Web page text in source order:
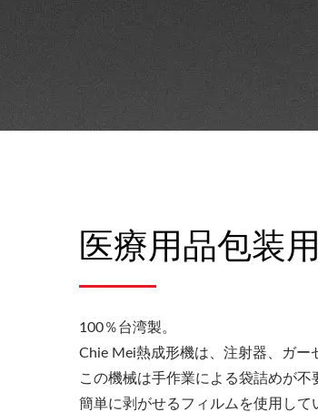
医療用品包装
100％台湾製。
Chie Mei熱成形機は、注射器、ガー
この機械は手作業による袋詰めが不
簡単に剥がせるフィルムを使用して